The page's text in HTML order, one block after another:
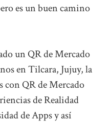
es un buen camino
un QR de Mercado
en Tilcara, Jujuy, la
con QR de Mercado
de Realidad
de Apps y así